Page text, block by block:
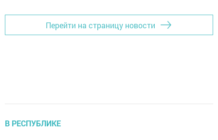
Перейти на страницу новости
В РЕСПУБЛИКЕ